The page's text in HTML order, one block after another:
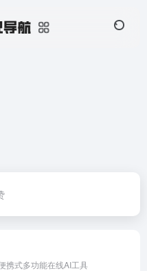
携式多功能在线AI工具